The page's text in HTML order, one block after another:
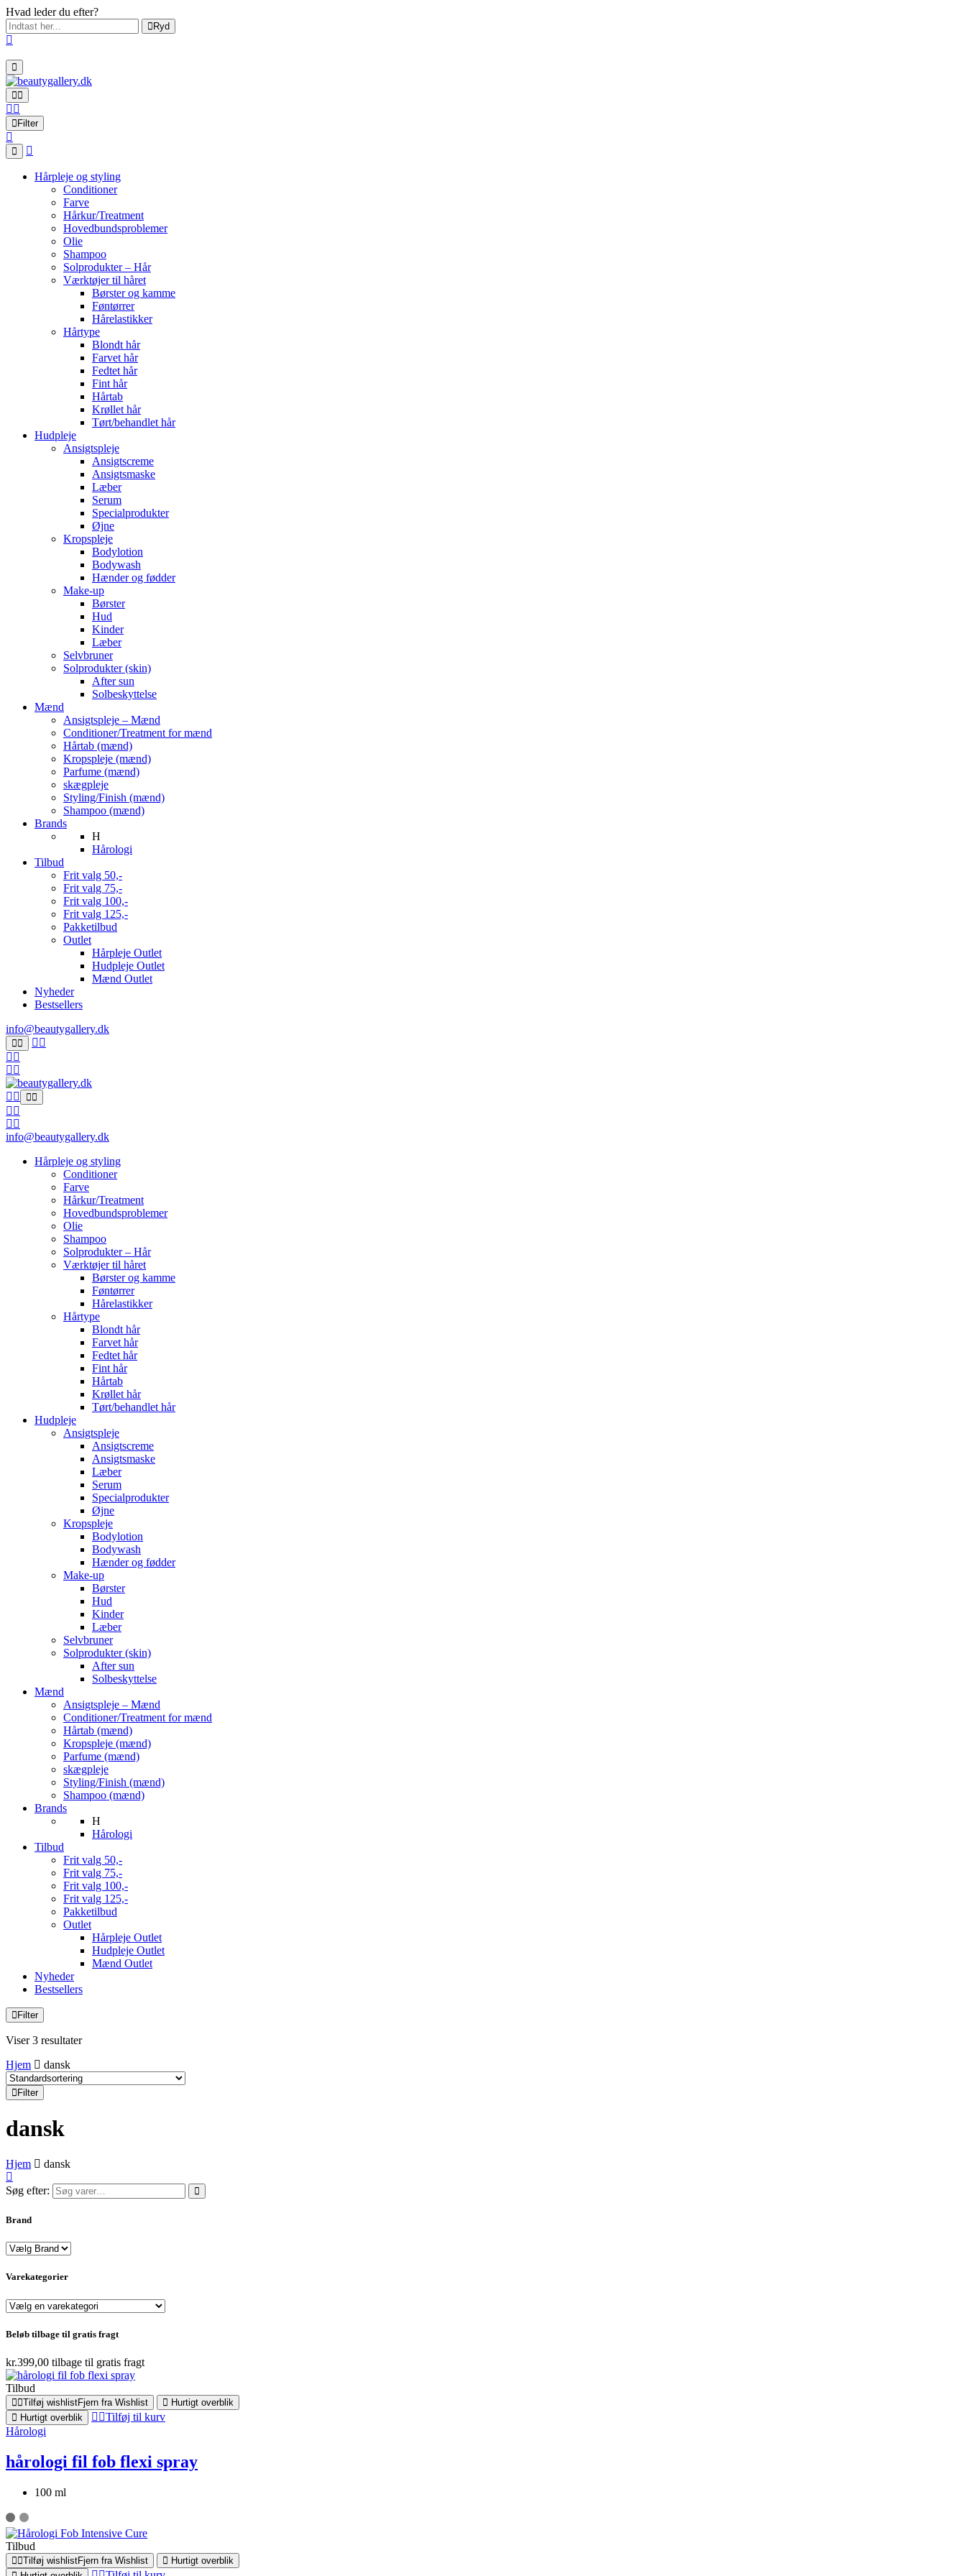
Hvad leder du efter?
Ryd
Filter
Hårpleje og styling
Conditioner
Farve
Hårkur/Treatment
Hovedbundsproblemer
Olie
Shampoo
Solprodukter – Hår
Værktøjer til håret
Børster og kamme
Føntørrer
Hårelastikker
Hårtype
Blondt hår
Farvet hår
Fedtet hår
Fint hår
Hårtab
Krøllet hår
Tørt/behandlet hår
Hudpleje
Ansigtspleje
Ansigtscreme
Ansigtsmaske
Læber
Serum
Specialprodukter
Øjne
Kropspleje
Bodylotion
Bodywash
Hænder og fødder
Make-up
Børster
Hud
Kinder
Læber
Selvbruner
Solprodukter (skin)
After sun
Solbeskyttelse
Mænd
Ansigtspleje – Mænd
Conditioner/Treatment for mænd
Hårtab (mænd)
Kropspleje (mænd)
Parfume (mænd)
skægpleje
Styling/Finish (mænd)
Shampoo (mænd)
Brands
H
Hårologi
Tilbud
Frit valg 50,-
Frit valg 75,-
Frit valg 100,-
Frit valg 125,-
Pakketilbud
Outlet
Hårpleje Outlet
Hudpleje Outlet
Mænd Outlet
Nyheder
Bestsellers
info@beautygallery.dk
info@beautygallery.dk
Hårpleje og styling
Conditioner
Farve
Hårkur/Treatment
Hovedbundsproblemer
Olie
Shampoo
Solprodukter – Hår
Værktøjer til håret
Børster og kamme
Føntørrer
Hårelastikker
Hårtype
Blondt hår
Farvet hår
Fedtet hår
Fint hår
Hårtab
Krøllet hår
Tørt/behandlet hår
Hudpleje
Ansigtspleje
Ansigtscreme
Ansigtsmaske
Læber
Serum
Specialprodukter
Øjne
Kropspleje
Bodylotion
Bodywash
Hænder og fødder
Make-up
Børster
Hud
Kinder
Læber
Selvbruner
Solprodukter (skin)
After sun
Solbeskyttelse
Mænd
Ansigtspleje – Mænd
Conditioner/Treatment for mænd
Hårtab (mænd)
Kropspleje (mænd)
Parfume (mænd)
skægpleje
Styling/Finish (mænd)
Shampoo (mænd)
Brands
H
Hårologi
Tilbud
Frit valg 50,-
Frit valg 75,-
Frit valg 100,-
Frit valg 125,-
Pakketilbud
Outlet
Hårpleje Outlet
Hudpleje Outlet
Mænd Outlet
Nyheder
Bestsellers
Filter
Viser 3 resultater
Hjem
dansk
Filter
dansk
Hjem dansk
Søg efter:
Brand
Varekategorier
Beløb tilbage til gratis fragt
kr.399,00 tilbage til gratis fragt
Tilbud
Tilføj wishlistFjern fra Wishlist
Hurtigt overblik
Hurtigt overblik
Tilføj til kurv
Hårologi
hårologi fil fob flexi spray
100 ml
Tilbud
Tilføj wishlistFjern fra Wishlist
Hurtigt overblik